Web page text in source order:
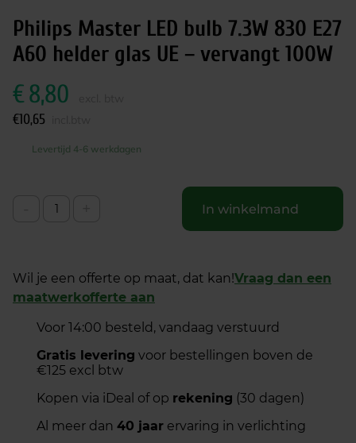
Philips Master LED bulb 7.3W 830 E27
A60 helder glas UE – vervangt 100W
€8,80
€10,65
Levertijd 4-6 werkdagen
In winkelmand
Wil je een offerte op maat, dat kan!Vraag dan een
maatwerkofferte aan
Voor 14:00 besteld, vandaag verstuurd
Gratis levering voor bestellingen boven de
€125 excl btw
Kopen via iDeal of op rekening (30 dagen)
Al meer dan 40 jaar ervaring in verlichting